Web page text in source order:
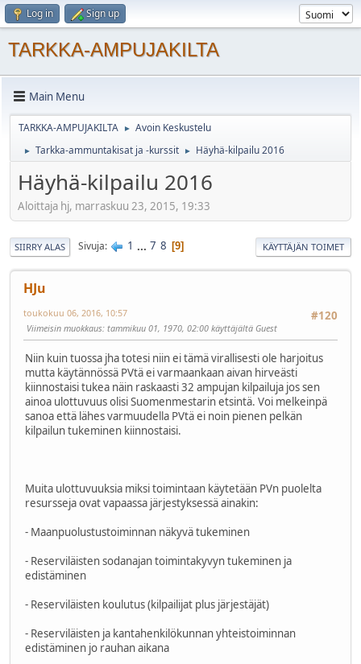
Log in Sign up
TARKKA-AMPUJAKILTA
Main Menu
TARKKA-AMPUJAKILTA ► Avoin Keskustelu
► Tarkka-ammuntakisat ja -kurssit ► Häyhä-kilpailu 2016
Häyhä-kilpailu 2016
Aloittaja hj, marraskuu 23, 2015, 19:33
SIIRRY ALAS Sivuja 1 ... 7 8 9 KÄYTTÄJÄN TOIMET
HJu
#120
toukokuu 06, 2016, 10:57
Viimeisin muokkaus: tammikuu 01, 1970, 02:00 käyttäjältä Guest
Niin kuin tuossa jha totesi niin ei tämä virallisesti ole harjoitus
mutta käytännössä PVtä ei varmaankaan aivan hirveästi
kiinnostaisi tukea näin raskaasti 32 ampujan kilpailuja jos sen
ainoa ulottuvuus olisi Suomenmestarin etsintä. Voi melkeinpä
sanoa että lähes varmuudella PVtä ei noin pienen pelkän
kilpailun tukeminen kiinnostaisi.
Muita ulottuvuuksia miksi toimintaan käytetään PVn puolelta
resursseja ovat vapaassa järjestyksessä ainakin:
- Maanpuolustustoiminnan näkyvä tukeminen
- Reserviläisten sodanajan toimintakyvyn tukeminen ja
edistäminen
- Reserviläisten koulutus (kilpailijat plus järjestäjät)
- Reserviläisten ja kantahenkilökunnan yhteistoiminnan
edistäminen jo rauhan aikana